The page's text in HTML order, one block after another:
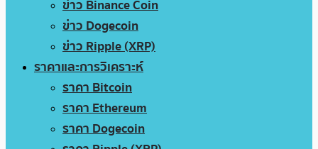
ข่าว Binance Coin
ข่าว Dogecoin
ข่าว Ripple (XRP)
ราคาและการวิเคราะห์
ราคา Bitcoin
ราคา Ethereum
ราคา Dogecoin